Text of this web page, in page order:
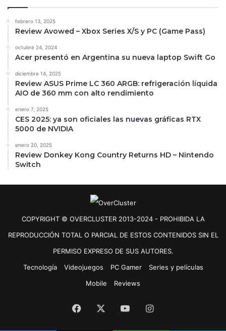
febrero 13, 2025
Review Avowed – Xbox Series X/S y PC (Game Pass)
octubre 24, 2024
Acer presentó en Argentina su nueva laptop Swift Go
diciembre 14, 2025
Review ASUS Prime LC 360 ARGB: refrigeración líquida
AIO de 360 mm con alto rendimiento
enero 7, 2025
CES 2025: ya son oficiales las nuevas gráficas RTX
5000 de NVIDIA
enero 20, 2025
Review Donkey Kong Country Returns HD – Nintendo
Switch
COPYRIGHT © OVERCLUSTER 2013-2024 - PROHIBIDA LA
REPRODUCCIÓN TOTAL O PARCIAL DE ESTOS CONTENIDOS SIN EL
PERMISO EXPRESO DE SUS AUTORES.
Tecnología
Videojuegos PC Gamer
Series y películas
Mobile
Reviews
Facebook YouTubeInstagram